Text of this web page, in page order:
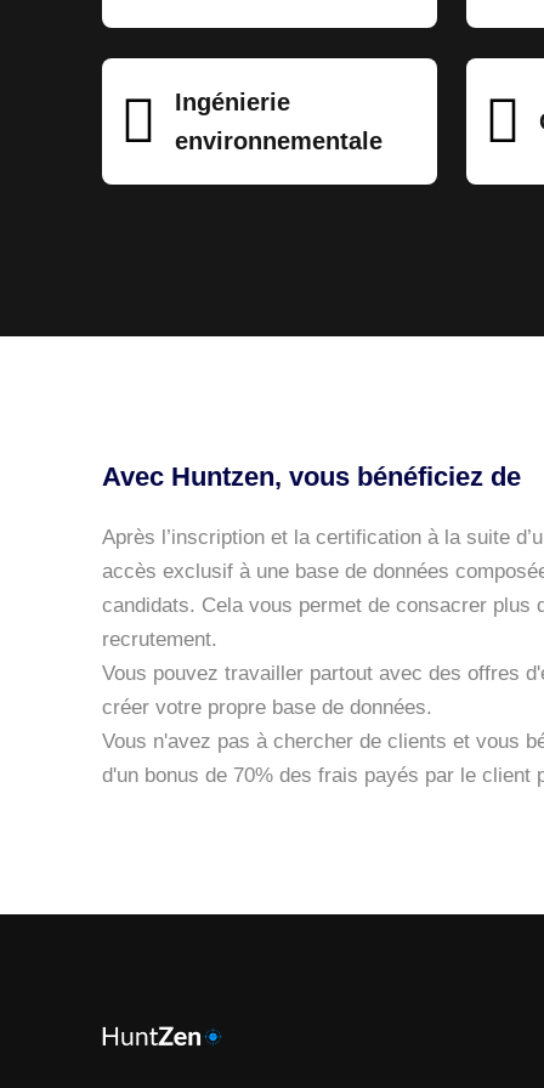
Ingénierie
environnementale
Avec Huntzen, vous bénéficiez de
Après l’inscription et la certification à la suite
accès exclusif à une base de données
candidats. Cela vous permet de consacrer plus
recrutement.
Vous pouvez travailler partout avec des offres
créer votre propre base de données.
Vous n'avez pas à chercher de clients et vous
d'un bonus de 70% des frais payés par le client